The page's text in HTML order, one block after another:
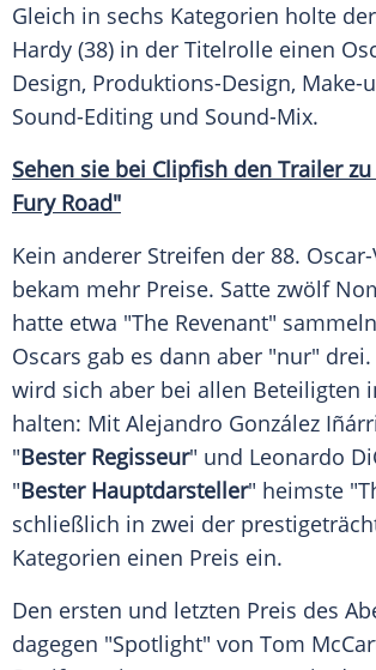
Gleich in sechs Kategorien holte
Hardy (38) in der Titelrolle einen
Design, Produktions-Design, Make-
Sound-Editing und Sound-Mix.
Sehen sie bei Clipfish den Trailer
Fury Road"
Kein anderer Streifen der 88.
bekam mehr Preise. Satte zwölf
hatte etwa "The Revenant"
Oscars gab es dann aber "nur"
wird sich aber bei allen Beteiligten
halten: Mit Alejandro González
"Bester Regisseur" und Leonardo
"Bester Hauptdarsteller" heimste
schließlich in zwei der
Kategorien einen Preis ein.
Den ersten und letzten Preis des
dagegen "Spotlight" von Tom